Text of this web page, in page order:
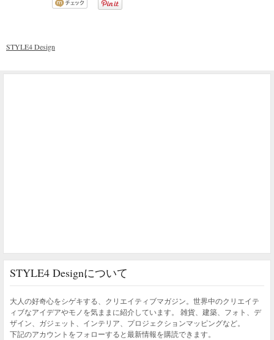
STYLE4 Design
STYLE4 Designについて
大人の好奇心をシゲキする、クリエイティブマガジン。世界中のクリエイテ
ィブなアイデアやモノを気ままに紹介しています。 雑貨、建築、フォト、デ
ザイン、ガジェット、インテリア、プロジェクションマッピングなど。
下記のアカウントをフォローすると最新情報を購読できます。